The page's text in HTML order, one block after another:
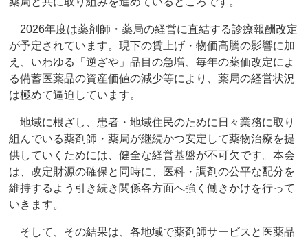
2026年度は薬剤師・薬局の経営に直結する診療報酬改定
が予定されています。現下の賃上げ・物価高騰の影響に加
え、いわゆる「逆ざや」品目の急増、毎年の薬価改定によ
る備蓄医薬品の資産価値の減少等により、薬局の経営状況
は極めて逼迫しています。
地域に根ざし、患者・地域住民のために日々業務に取り
組んでいる薬剤師・薬局が継続かつ安定して薬物治療を提
供していくためには、健全な経営基盤が不可欠です。本会
は、改定財源の確保と同時に、医科・調剤の公平な配分を
維持するよう引き続き関係各方面へ強く働きかけを行って
いきます。
そして、その結果は、各地域で薬剤師サービスと医薬品